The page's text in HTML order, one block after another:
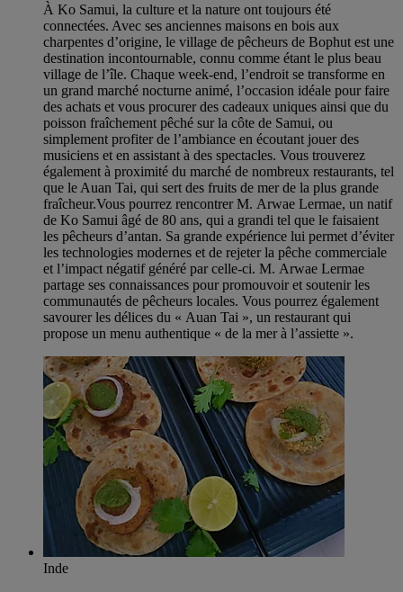
À Ko Samui, la culture et la nature ont toujours été
connectées. Avec ses anciennes maisons en bois aux
charpentes d’origine, le village de pêcheurs de Bophut est une
destination incontournable, connu comme étant le plus beau
village de l’île. Chaque week-end, l’endroit se transforme en
un grand marché nocturne animé, l’occasion idéale pour faire
des achats et vous procurer des cadeaux uniques ainsi que du
poisson fraîchement pêché sur la côte de Samui, ou
simplement profiter de l’ambiance en écoutant jouer des
musiciens et en assistant à des spectacles. Vous trouverez
également à proximité du marché de nombreux restaurants, tel
que le Auan Tai, qui sert des fruits de mer de la plus grande
fraîcheur.Vous pourrez rencontrer M. Arwae Lermae, un natif
de Ko Samui âgé de 80 ans, qui a grandi tel que le faisaient
les pêcheurs d’antan. Sa grande expérience lui permet d’éviter
les technologies modernes et de rejeter la pêche commerciale
et l’impact négatif généré par celle-ci. M. Arwae Lermae
partage ses connaissances pour promouvoir et soutenir les
communautés de pêcheurs locales. Vous pourrez également
savourer les délices du « Auan Tai », un restaurant qui
propose un menu authentique « de la mer à l’assiette ».
Inde